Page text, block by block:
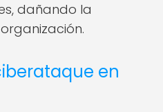
dañando la
en